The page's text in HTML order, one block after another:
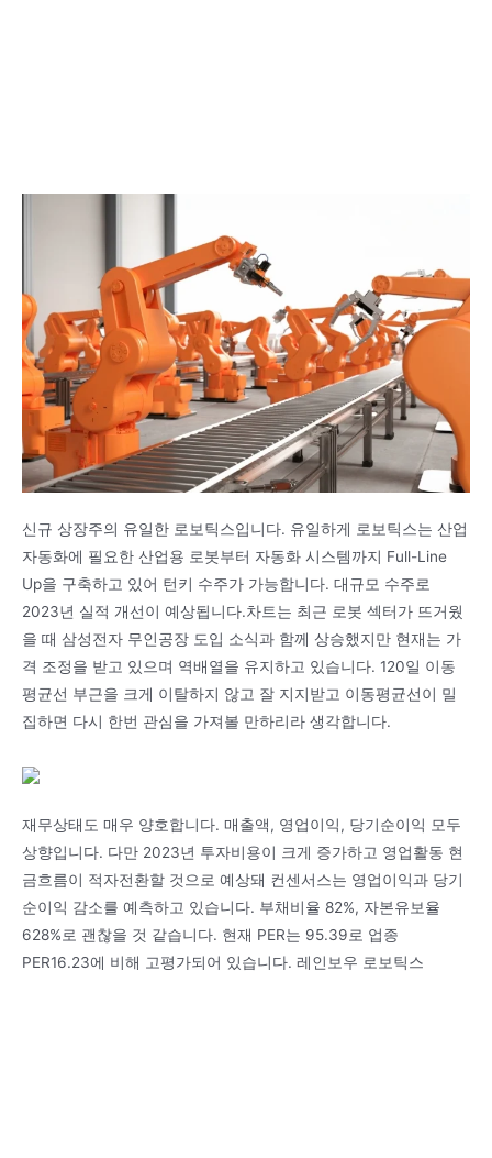
신규 상장주의 유일한 로보틱스입니다. 유일하게 로보틱스는 산업
자동화에 필요한 산업용 로봇부터 자동화 시스템까지 Full-Line
Up을 구축하고 있어 턴키 수주가 가능합니다. 대규모 수주로
2023년 실적 개선이 예상됩니다.차트는 최근 로봇 섹터가 뜨거웠
을 때 삼성전자 무인공장 도입 소식과 함께 상승했지만 현재는 가
격 조정을 받고 있으며 역배열을 유지하고 있습니다. 120일 이동
평균선 부근을 크게 이탈하지 않고 잘 지지받고 이동평균선이 밀
집하면 다시 한번 관심을 가져볼 만하리라 생각합니다.
재무상태도 매우 양호합니다. 매출액, 영업이익, 당기순이익 모두
상향입니다. 다만 2023년 투자비용이 크게 증가하고 영업활동 현
금흐름이 적자전환할 것으로 예상돼 컨센서스는 영업이익과 당기
순이익 감소를 예측하고 있습니다. 부채비율 82%, 자본유보율
628%로 괜찮을 것 같습니다. 현재 PER는 95.39로 업종
PER16.23에 비해 고평가되어 있습니다. 레인보우 로보틱스